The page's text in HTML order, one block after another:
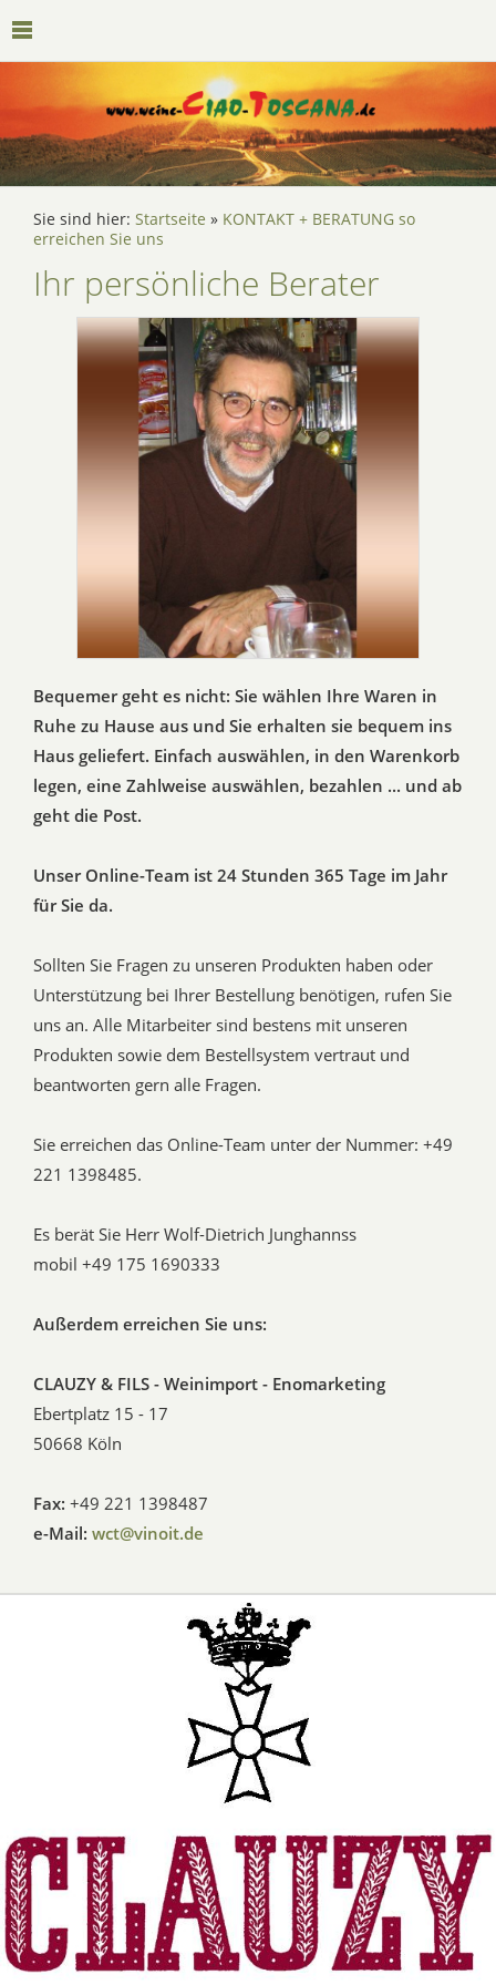
Sie sind hier: Startseite » KONTAKT + BERATUNG so
erreichen Sie uns
Ihr persönliche Berater
Bequemer geht es nicht: Sie wählen Ihre Waren in
Ruhe zu Hause aus und Sie erhalten sie bequem ins
Haus geliefert. Einfach auswählen, in den Warenkorb
legen, eine Zahlweise auswählen, bezahlen ... und ab
geht die Post.
Unser Online-Team ist 24 Stunden 365 Tage im Jahr
für Sie da.
Sollten Sie Fragen zu unseren Produkten haben oder
Unterstützung bei Ihrer Bestellung benötigen, rufen Sie
uns an. Alle Mitarbeiter sind bestens mit unseren
Produkten sowie dem Bestellsystem vertraut und
beantworten gern alle Fragen.
Sie erreichen das Online-Team unter der Nummer: +49
221 1398485.
Es berät Sie Herr Wolf-Dietrich Junghannss
mobil +49 175 1690333
Außerdem erreichen Sie uns:
CLAUZY & FILS - Weinimport - Enomarketing
Ebertplatz 15 - 17
50668 Köln
Fax: +49 221 1398487
e-Mail: wct@vinoit.de